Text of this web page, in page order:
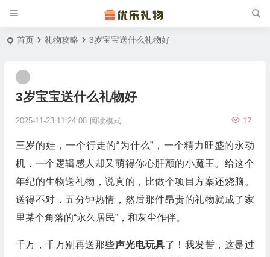
首页 礼物攻略 3岁宝宝送什么礼物好
3岁宝宝送什么礼物好
2025-11-23 11:24:08 12
阅读模式
三岁的娃，一个行走的“为什么”，一个精力旺盛的永动
机，一个逻辑感人却又萌得你心肝颤的小魔王。给这个
年纪的生物送礼物，说真的，比做个项目方案还烧脑。
送得不对，五分钟热情，然后那件昂贵的礼物就成了家
里某个角落的“永久居民”，和灰尘作伴。
千万，千万别再送那些声光电玩具了！我发誓，这是过